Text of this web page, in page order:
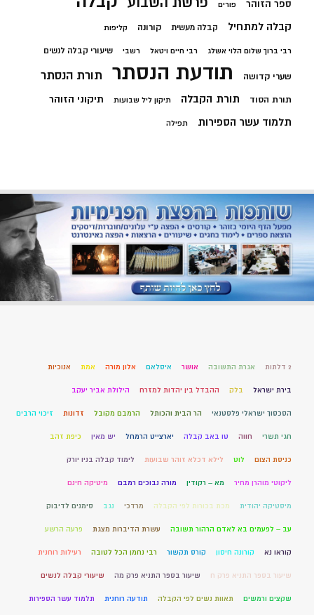
ספר הזוהר פורים
קבלה למתחיל קבלה מעשית קורונה קליפות
רבי ברוך שלום הלוי אשלג רבי חיים ויטאל רשבי שיעורי קבלה לנשים
שערי קדושה תודעת הנסתר תורת הנסתר
תורת הסוד תורת הקבלה תיקון ליל שבועות תיקוני הזוהר
תלמוד עשר הספירות תפילה
2 דלתות אגרת התשובה אושר איסלאם אלון מורה אמת אנוכיות
בירת ישראל בלק ההבדל בין יהדות למזרח הילולת אביר יעקב
הסכסוך ישראלי פלסטנאי הר הבית והכותל הרמבם מקובל זדונות זיכוי הרבים
חגי תשרי חווה טו באב קבלה יארצייט הרמחל יש מאין כיפת זהב
כניסת הצום לוט לילא דכלא זוהר שבועות לימוד קבלה בניו יורק
ליקוטי מוהרן מחיר מא – רקודין מורה נבוכים רמבם מיטיקה חינם
מיסטיקה יהודית מכת בכורות לפי הקבלה מרדכי נגב סימנים לדיבוק
עב – לפעמים בא לאדם הרהור תשובה עשרת הדיברות מצגת פרעה הרשע
קוראו נא קורונה חיסון קורס תקשור רבי נחמן הכל לטובה רעילות רוחנית
שיעור בספר התניא פרק ח שיעור בספר התניא פרק מה שיעורי קבלה לנשים
שקצים ורמשים תאוות נשים לפי הקבלה תודעה רוחנית תלמוד עשר הספירות